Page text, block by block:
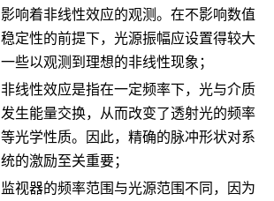
影响着非线性效应的观测。在不影响数值
稳定性的前提下，光源振幅应设置得较大
一些以观测到理想的非线性现象；
非线性效应是指在一定频率下，光与介质
发生能量交换，从而改变了透射光的频率
等光学性质。因此，精确的脉冲形状对系
统的激励至关重要；
监视器的频率范围与光源范围不同，因为